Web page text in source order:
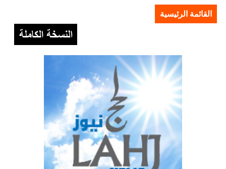
القائمة الرئيسية